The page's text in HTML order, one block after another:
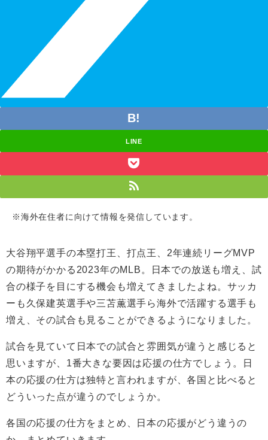
LINE
※海外在住者に向けて情報を発信しています。
大谷翔平選手の本塁打王、打点王、2年連続リーグMVP
の期待がかかる2023年のMLB。日本での放送も増え、試
合の様子を目にする機会も増えてきましたよね。サッカ
ーも久保建英選手や三苫薫選手ら海外で活躍する選手も
増え、その試合も見ることができるようになりました。
試合を見ていて日本での試合と雰囲気が違うと感じると
思いますが、1番大きな要因は応援の仕方でしょう。日
本の応援の仕方は独特と言われますが、各国と比べると
どういった点が違うのでしょうか。
各国の応援の仕方をまとめ、日本の応援がどう違うの